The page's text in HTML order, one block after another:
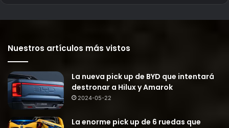
Nuestros artículos más vistos
La nueva pick up de BYD que intentará
destronar a Hilux y Amarok
2024-05-22
La enorme pick up de 6 ruedas que